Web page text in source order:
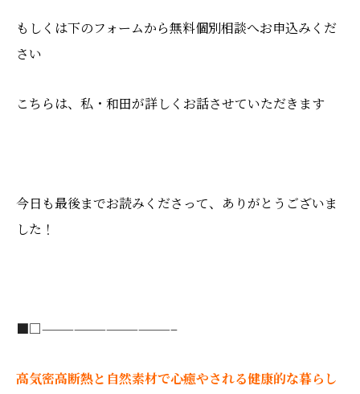
もしくは下のフォームから無料個別相談へお申込みくだ
さい
こちらは、私・和田が詳しくお話させていただきます
今日も最後までお読みくださって、ありがとうございま
した！
■□————————————–
高気密高断熱と自然素材で心癒やされる健康的な暮らし